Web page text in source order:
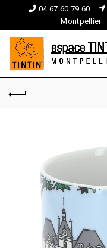
04 67 60 79 60
Montpellier